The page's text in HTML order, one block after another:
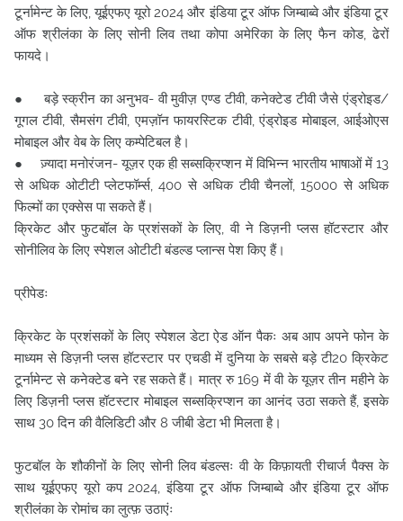
टूर्नामेन्ट के लिए, यूईएफए यूरो 2024 और इंडिया टूर ऑफ जिम्बाब्वे और इंडिया टूर
ऑफ श्रीलंका के लिए सोनी लिव तथा कोपा अमेरिका के लिए फैन कोड, ढेरों
फायदे।
● बड़े स्क्रीन का अनुभव- वी मुवीज़ एण्ड टीवी, कनेक्टेड टीवी जैसे एंड्रोइड/
गूगल टीवी, सैमसंग टीवी, एमज़ॉन फायरस्टिक टीवी, एंड्रोइड मोबाइल, आईओएस
मोबाइल और वेब के लिए कम्पेटिबल है।
● ज़्यादा मनोरंजन- यूज़र एक ही सब्सक्रिप्शन में विभिन्न भारतीय भाषाओं में 13
से अधिक ओटीटी प्लेटफॉर्म्स, 400 से अधिक टीवी चैनलों, 15000 से अधिक
फिल्मों का एक्सेस पा सकते हैं।
क्रिकेट और फुटबॉल के प्रशंसकों के लिए, वी ने डिज़नी प्लस हॉटस्टार और
सोनीलिव के लिए स्पेशल ओटीटी बंडल्ड प्लान्स पेश किए हैं।
प्रीपेडः
क्रिकेट के प्रशंसकों के लिए स्पेशल डेटा ऐड ऑन पैकः अब आप अपने फोन के
माध्यम से डिज़नी प्लस हॉटस्टार पर एचडी में दुनिया के सबसे बड़े टी20 क्रिकेट
टूर्नामेन्ट से कनेक्टेड बने रह सकते हैं। मात्र रु 169 में वी के यूज़र तीन महीने के
लिए डिज़नी प्लस हॉटस्टार मोबाइल सब्सक्रिप्शन का आनंद उठा सकते हैं, इसके
साथ 30 दिन की वैलिडिटी और 8 जीबी डेटा भी मिलता है।
फुटबॉल के शौकीनों के लिए सोनी लिव बंडल्सः वी के किफ़ायती रीचार्ज पैक्स के
साथ यूईएफए यूरो कप 2024, इंडिया टूर ऑफ जिम्बाब्वे और इंडिया टूर ऑफ
श्रीलंका के रोमांच का लुत्फ़ उठाएंः